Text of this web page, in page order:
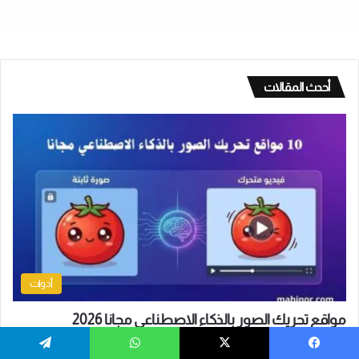
أحدث المقالات
أدوات
مواقع تحريك الصور بالذكاء الاصطناعي مجانا 2026